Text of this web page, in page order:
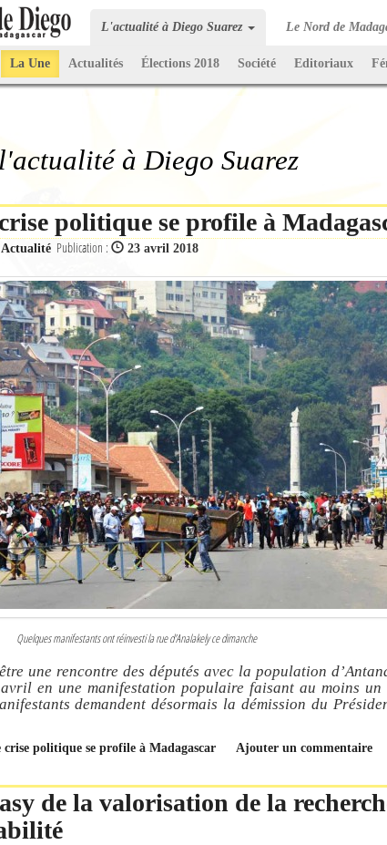
L'actualité à Diego Suarez Le Nord de
La Une Actualités Élections 2018 Société Editoriaux
à Diego Suarez
politique se profile à
Actualité Publication : 23 avril 2018
Quelques manifestants ont réinvesti la rue d'Analakely ce dimanche
une rencontre des députés avec la population
avril en une manifestation populaire faisant au moins un
demandent désormais la démission du
politique se profile à Madagascar Ajouter un commentaire
de la valorisation de la